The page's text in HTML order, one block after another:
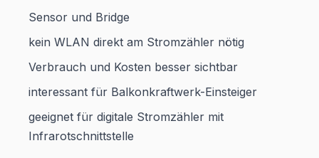
Sensor und Bridge
kein WLAN direkt am Stromzähler nötig
Verbrauch und Kosten besser sichtbar
interessant für Balkonkraftwerk-Einsteiger
geeignet für digitale Stromzähler mit
Infrarotschnittstelle